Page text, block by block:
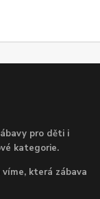
pro děti i
kategorie.
která zábava